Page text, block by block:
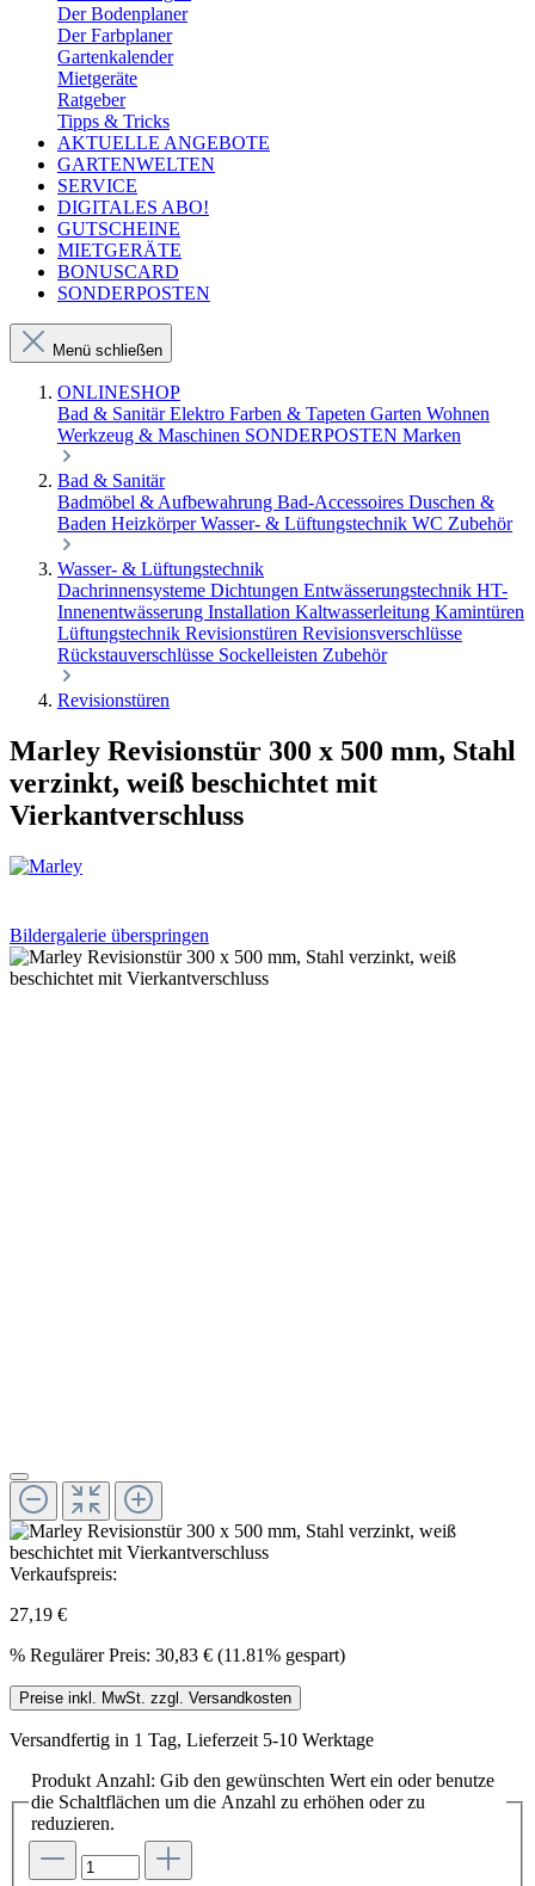
Der Bodenplaner
Der Farbplaner
Gartenkalender
Mietgeräte
Ratgeber
Tipps & Tricks
AKTUELLE ANGEBOTE
GARTENWELTEN
SERVICE
DIGITALES ABO!
GUTSCHEINE
MIETGERÄTE
BONUSCARD
SONDERPOSTEN
Menü schließen
ONLINESHOP
Bad & SanitärElektro Farben & Tapeten Garten Wohnen
Werkzeug & Maschinen SONDERPOSTEN Marken
Bad & Sanitär
Badmöbel & Aufbewahrung Bad-Accessoires Duschen &
Baden HeizkörperWasser- & Lüftungstechnik WC Zubehör
Wasser- & Lüftungstechnik
Dachrinnensysteme Dichtungen Entwässerungstechnik HT-
Innenentwässerung Installation Kaltwasserleitung Kamintüren
Lüftungstechnik Revisionstüren Revisionsverschlüsse
Rückstauverschlüsse Sockelleisten Zubehör
Revisionstüren
Marley Revisionstür 300 x 500 mm, Stahl
verzinkt, weiß beschichtet mit
Vierkantverschluss
Bildergalerie überspringen
Verkaufspreis:
27,19 €
% Regulärer Preis: 30,83 € (11.81% gespart)
Preise inkl. MwSt. zzgl. Versandkosten
Versandfertig in 1 Tag, Lieferzeit 5-10 Werktage
Produkt Anzahl: Gib den gewünschten Wert ein oder benutze
die Schaltflächen um die Anzahl zu erhöhen oder zu
reduzieren.